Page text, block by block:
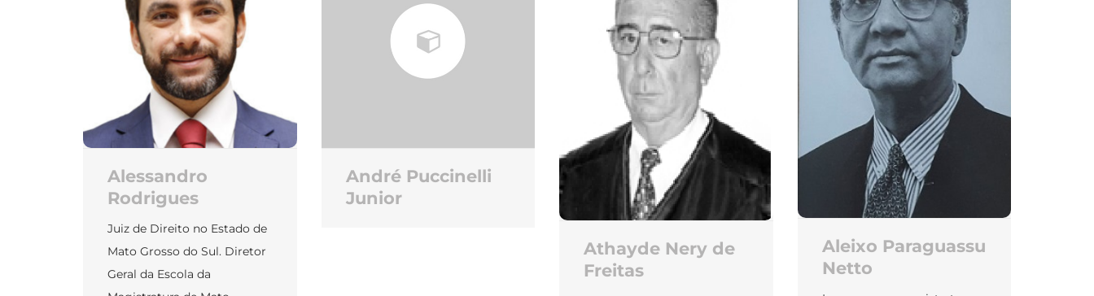
Alessandro
Rodrigues
Juiz de Direito no Estado de
Mato Grosso do Sul. Diretor
Geral da Escola da
André Puccinelli
Junior
Athayde Nery de
Freitas
Aleixo Paraguassu
Netto